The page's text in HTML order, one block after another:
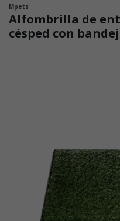
Mpets
Alfombrilla de
césped con